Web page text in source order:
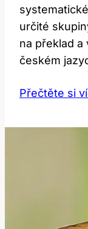
určité
na překlad a
českém
Přečtěte si